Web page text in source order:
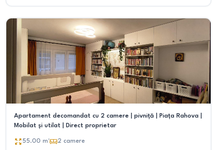
Apartament decomandat cu 2 camere | pivniță | Piața Rahova |
Mobilat și utilat | Direct proprietar
55.00 m² 2 camere